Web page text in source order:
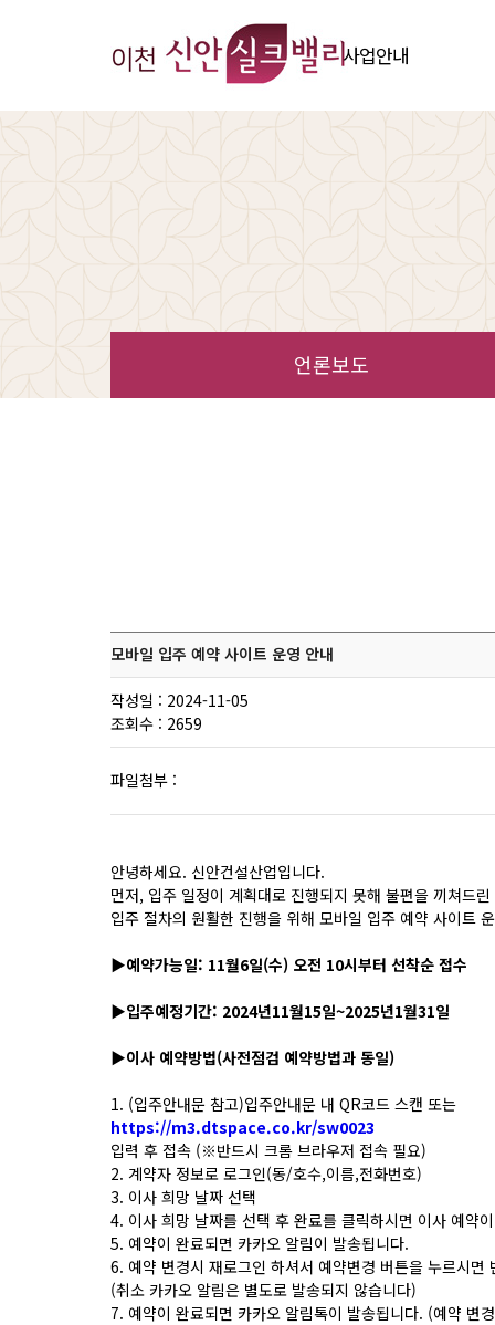
사업안내
사업개요
입지환경
오시는 길
시공사 소개
언론보도
모바일 입주 예약 사이트 운영 안내
작성일 : 2024-11-05
조회수 : 2659
파일첨부 :
안녕하세요. 신안건설산업입니다.
먼저, 입주 일정이 계획대로 진행되지 못해 불편을 끼쳐드
입주 절차의 원활한 진행을 위해 모바일 입주 예약 사이트
▶예약가능일: 11월6일(수) 오전 10시부터 선착순 접수
▶입주예정기간: 2024년11월15일~2025년1월31일
▶이사 예약방법(사전점검 예약방법과 동일)
1. (입주안내문 참고)입주안내문 내 QR코드 스캔 또는
https://m3.dtspace.co.kr/sw0023
입력 후 접속 (※반드시 크롬 브라우저 접속 필요)
2. 계약자 정보로 로그인(동/호수,이름,전화번호)
3. 이사 희망 날짜 선택
4. 이사 희망 날짜를 선택 후 완료를 클릭하시면 이사 예약
5. 예약이 완료되면 카카오 알림이 발송됩니다.
6. 예약 변경시 재로그인 하셔서 예약변경 버튼을 누르시면
(취소 카카오 알림은 별도로 발송되지 않습니다)
7. 예약이 완료되면 카카오 알림톡이 발송됩니다. (예약 변